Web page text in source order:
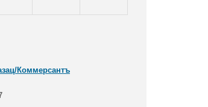
Коммерсантъ